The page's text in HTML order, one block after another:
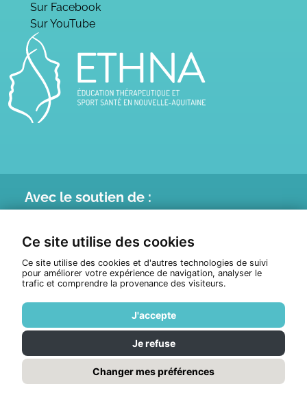
Ce site utilise des cookies
Ce site utilise des cookies et d'autres technologies de suivi
pour améliorer votre expérience de navigation, analyser le
trafic et comprendre la provenance des visiteurs.
J'accepte
Je refuse
Changer mes préférences
Sur Facebook
Sur YouTube
Avec le soutien de :
© Tous droits réservés 2026ETHNA
Politique de confidentialité
Réalisation :Pixéine